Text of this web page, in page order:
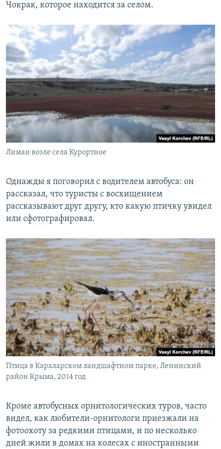
Чокрак, которое находится за селом.
Лиман возле села Курортное
Однажды я поговорил с водителем автобуса: он
рассказал, что туристы с восхищением
рассказывают друг другу, кто какую птичку увидел
или сфотографировал.
Птица в Караларском ландшафтном парке, Ленинский
район Крыма, 2014 год
Кроме автобусных орнитологических туров, часто
видел, как любители-орнитологи приезжали на
фотоохоту за редкими птицами, и по несколько
дней жили в домах на колесах с иностранными